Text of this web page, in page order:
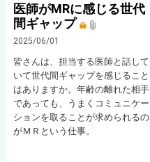
医師がMRに感じる世代
間ギャップ
2025/06/01
皆さんは、担当する医師と話して
いて世代間ギャップを感じること
はありますか。年齢の離れた相手
であっても、うまくコミュニケー
ションを取ることが求められるの
がＭＲという仕事。